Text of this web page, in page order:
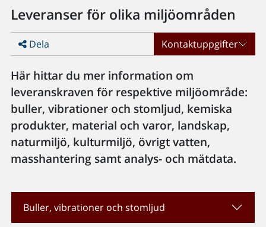
Leveranser för olika miljöområden
Dela Kontaktuppgifter
Här hittar du mer information om
leveranskraven för respektive miljöområde:
buller, vibrationer och stomljud, kemiska
produkter, material och varor, landskap,
naturmiljö, kulturmiljö, övrigt vatten,
masshantering samt analys- och mätdata.
Buller, vibrationer och stomljud